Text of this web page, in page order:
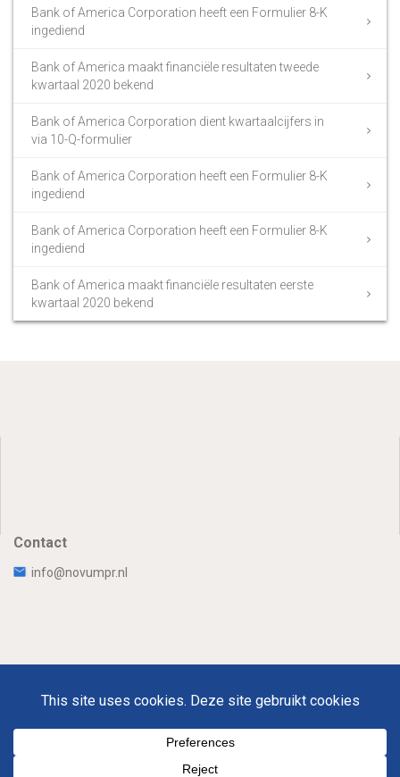
Bank of America Corporation heeft een Formulier 8-K
ingediend
Bank of America maakt financiële resultaten tweede
kwartaal 2020 bekend
Bank of America Corporation dient kwartaalcijfers in
via 10-Q-formulier
Bank of America Corporation heeft een Formulier 8-K
ingediend
Bank of America Corporation heeft een Formulier 8-K
ingediend
Bank of America maakt financiële resultaten eerste
kwartaal 2020 bekend
Contact
info@novumpr.nl
Novumpr © 2025